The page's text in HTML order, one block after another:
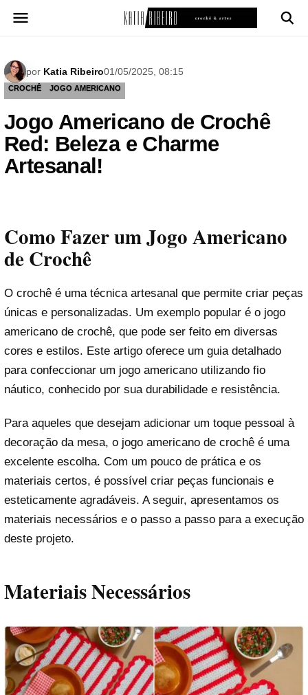
para
por Katia Ribeiro01/05/2025, 08:15
CROCHÊ JOGO AMERICANO
Jogo Americano de Crochê
Red: Beleza e Charme
Artesanal!
Como Fazer um Jogo Americano
de Crochê
O crochê é uma técnica artesanal que permite criar peças
únicas e personalizadas. Um exemplo popular é o jogo
americano de crochê, que pode ser feito em diversas
cores e estilos. Este artigo oferece um guia detalhado
para confeccionar um jogo americano utilizando fio
náutico, conhecido por sua durabilidade e resistência.
Para aqueles que desejam adicionar um toque pessoal à
decoração da mesa, o jogo americano de crochê é uma
excelente escolha. Com um pouco de prática e os
materiais certos, é possível criar peças funcionais e
esteticamente agradáveis. A seguir, apresentamos os
materiais necessários e o passo a passo para a execução
deste projeto.
Materiais Necessários